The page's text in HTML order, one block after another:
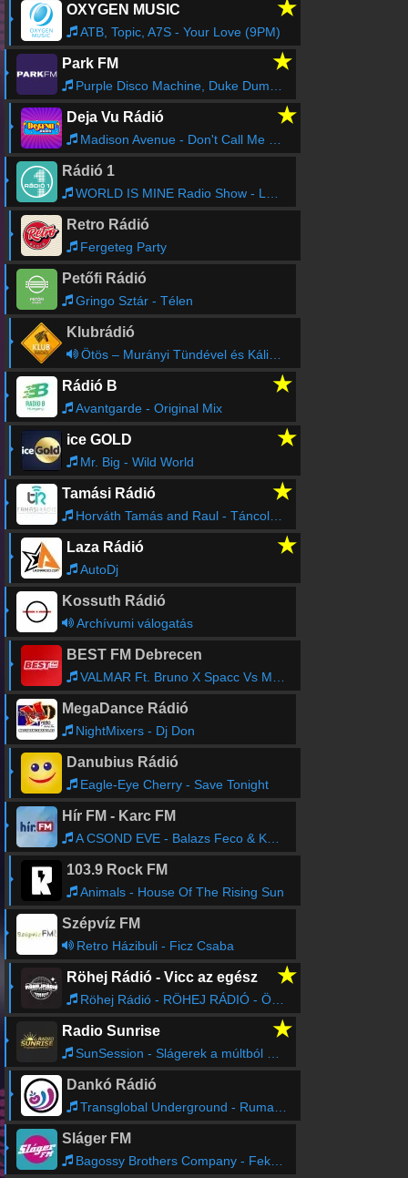
Online rádió készítés
Készítés lépésről lépésre
OXYGEN MUSIC ★
ATB, Topic, A7S - Your Love (9PM)
Park FM ★
Purple Disco Machine, Duke Dumont - Something On My Mind (Braxe+ Falcon Remix)
Deja Vu Rádió ★
Madison Avenue - Don't Call Me Baby
Rádió 1
WORLD IS MINE Radio Show - Lotfi Begi
Retro Rádió
Fergeteg Party
Petőfi Rádió
Gringo Sztár - Télen
Klubrádió
Ötös – Murányi Tündével és Kálid Artúrral (ism.)
Rádió B ★
Avantgarde - Original Mix
ice GOLD ★
Mr. Big - Wild World
Tamási Rádió ★
Horváth Tamás and Raul - Táncol Velem A Világ
Laza Rádió ★
AutoDj
Kossuth Rádió
Archívumi válogatás
BEST FM Debrecen
VALMAR Ft. Bruno X Spacc Vs Manuel - Visz A Vérem
MegaDance Rádió
NightMixers - Dj Don
Danubius Rádió
Eagle-Eye Cherry - Save Tonight
Hír FM - Karc FM
A CSOND EVE - Balazs Feco & Keresztes ildiko
103.9 Rock FM
Animals - House Of The Rising Sun
Szépvíz FM
Retro Házibuli - Ficz Csaba
Röhej Rádió - Vicc az egész ★
Röhej Rádió - RÖHEJ RÁDIÓ - ÖNÖK KÜLDTÉK03
Radio Sunrise ★
SunSession - Slágerek a múltból és jelenből!
Dankó Rádió
Transglobal Underground - Ruma jhuma
Sláger FM
Bagossy Brothers Company - Fekszünk a strandon